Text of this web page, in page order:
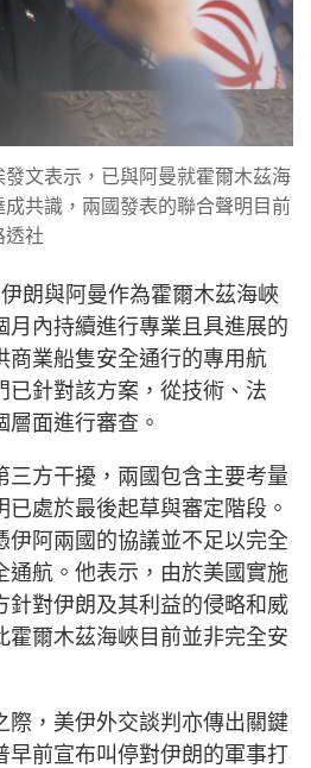
文表示，已與阿曼就霍爾木茲海
共識，兩國發表的聯合聲明目前
透社
朗與阿曼作為霍爾木茲海峽
月內持續進行專業且具進展的
商業船隻安全通行的專用航
已針對該方案，從技術、法
面進行審查。
三方干擾，兩國包含主要考量
處於最後起草與審定階段。
伊阿兩國的協議並不足以完全
通航。他表示，由於美國實施
針對伊朗及其利益的侵略和威
霍爾木茲海峽目前並非完全安
際，美伊外交談判亦傳出關鍵
早前宣布叫停對伊朗的軍事打